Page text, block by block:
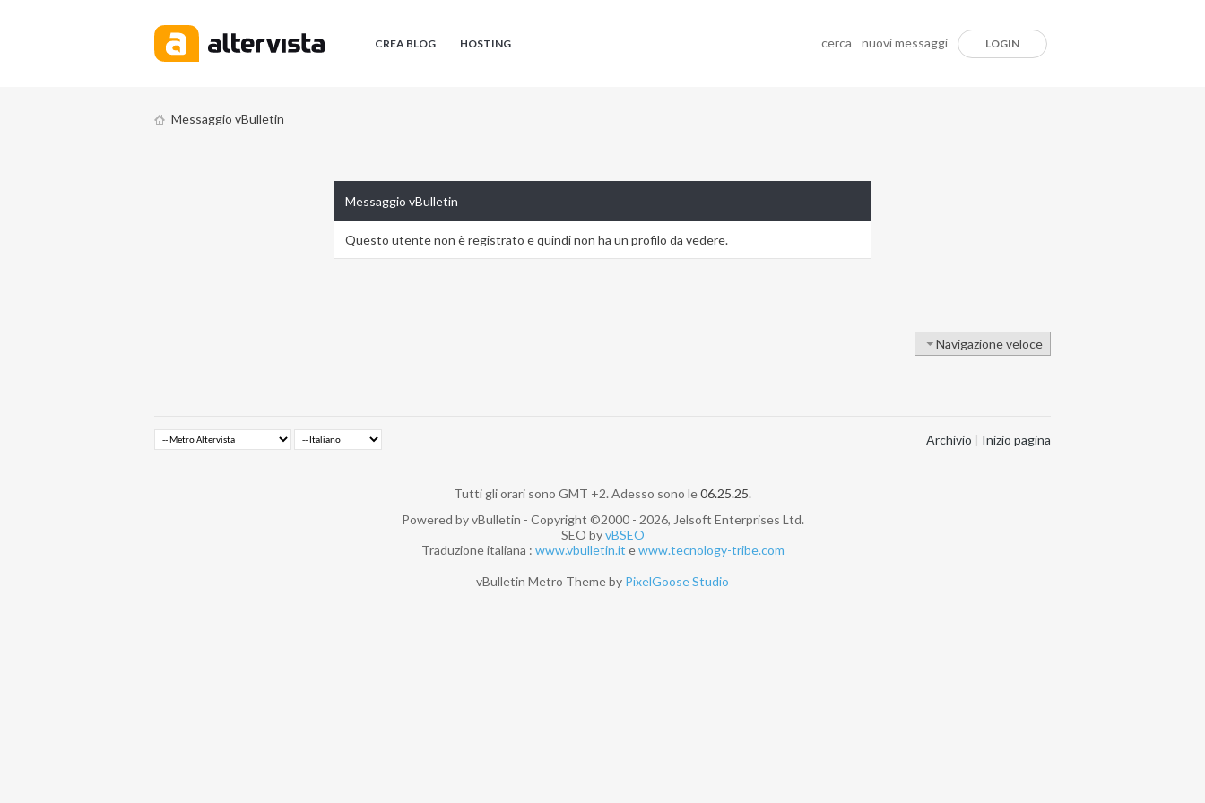
CREA BLOG HOSTING cerca nuovi messaggi LOGIN
Messaggio vBulletin
Messaggio vBulletin
Questo utente non è registrato e quindi non ha un profilo da vedere.
Navigazione veloce
Archivio | Inizio pagina
Tutti gli orari sono GMT +2. Adesso sono le06.25.25.
Powered by vBulletin - Copyright ©2000 - 2026, Jelsoft Enterprises Ltd.
SEO byvBSEO
Traduzione italiana : www.vbulletin.it ewww.tecnology-tribe.com
vBulletin Metro Theme by PixelGoose Studio